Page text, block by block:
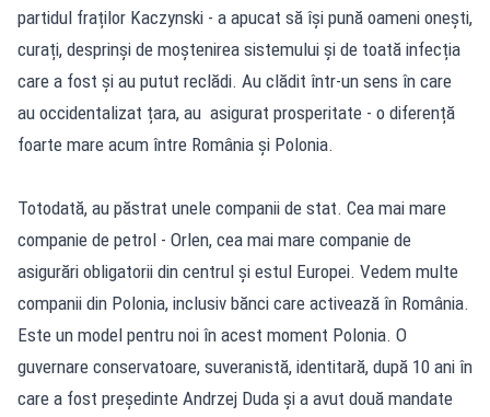
partidul fraților Kaczynski - a apucat să își pună oameni onești,
curați, desprinși de moștenirea sistemului și de toată infecția
care a fost și au putut reclădi. Au clădit într-un sens în care
au occidentalizat țara, au asigurat prosperitate - o diferență
foarte mare acum între România și Polonia.
Totodată, au păstrat unele companii de stat. Cea mai mare
companie de petrol - Orlen, cea mai mare companie de
asigurări obligatorii din centrul și estul Europei. Vedem multe
companii din Polonia, inclusiv bănci care activează în România.
Este un model pentru noi în acest moment Polonia. O
guvernare conservatoare, suveranistă, identitară, după 10 ani în
care a fost președinte Andrzej Duda și a avut două mandate